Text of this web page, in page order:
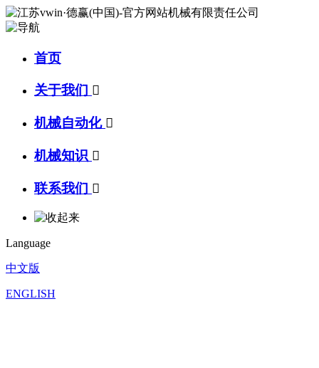
首页
关于我们 
机械自动化 
机械知识 
联系我们 
Language
中文版
ENGLISH